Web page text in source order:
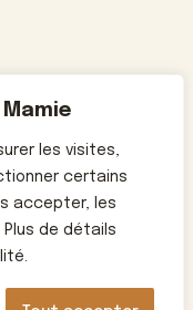
les visites,
certains
accepter, les
de détails